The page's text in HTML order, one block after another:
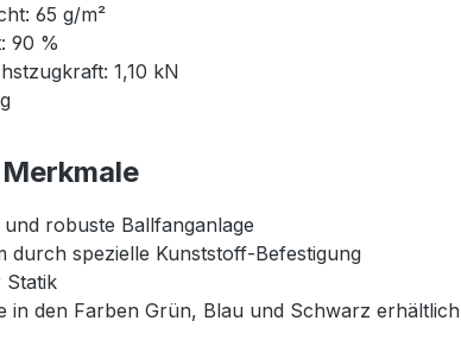
65 g/m²
90 %
1,10 kN
robuste Ballfanganlage
durch spezielle Kunststoff-Befestigung
Statik
in den Farben Grün, Blau und Schwarz erhältlich